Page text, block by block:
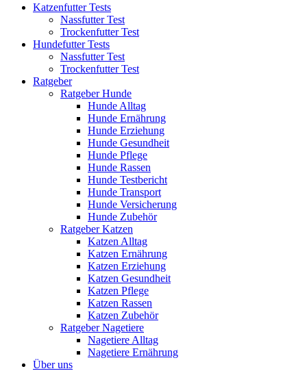
Katzenfutter Tests
Nassfutter Test
Trockenfutter Test
Hundefutter Tests
Nassfutter Test
Trockenfutter Test
Ratgeber
Ratgeber Hunde
Hunde Alltag
Hunde Ernährung
Hunde Erziehung
Hunde Gesundheit
Hunde Pflege
Hunde Rassen
Hunde Testbericht
Hunde Transport
Hunde Versicherung
Hunde Zubehör
Ratgeber Katzen
Katzen Alltag
Katzen Ernährung
Katzen Erziehung
Katzen Gesundheit
Katzen Pflege
Katzen Rassen
Katzen Zubehör
Ratgeber Nagetiere
Nagetiere Alltag
Nagetiere Ernährung
Über uns